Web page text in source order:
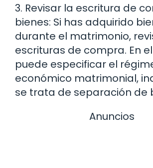
3. Revisar la escritura de
bienes: Si has adquirido
durante el matrimonio,
escrituras de compra. En
puede especificar el
económico matrimonial,
se trata de separación de
Anuncios